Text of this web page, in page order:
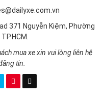
XE Ô TÔ
371 Nguyễn Kiệm, Phường